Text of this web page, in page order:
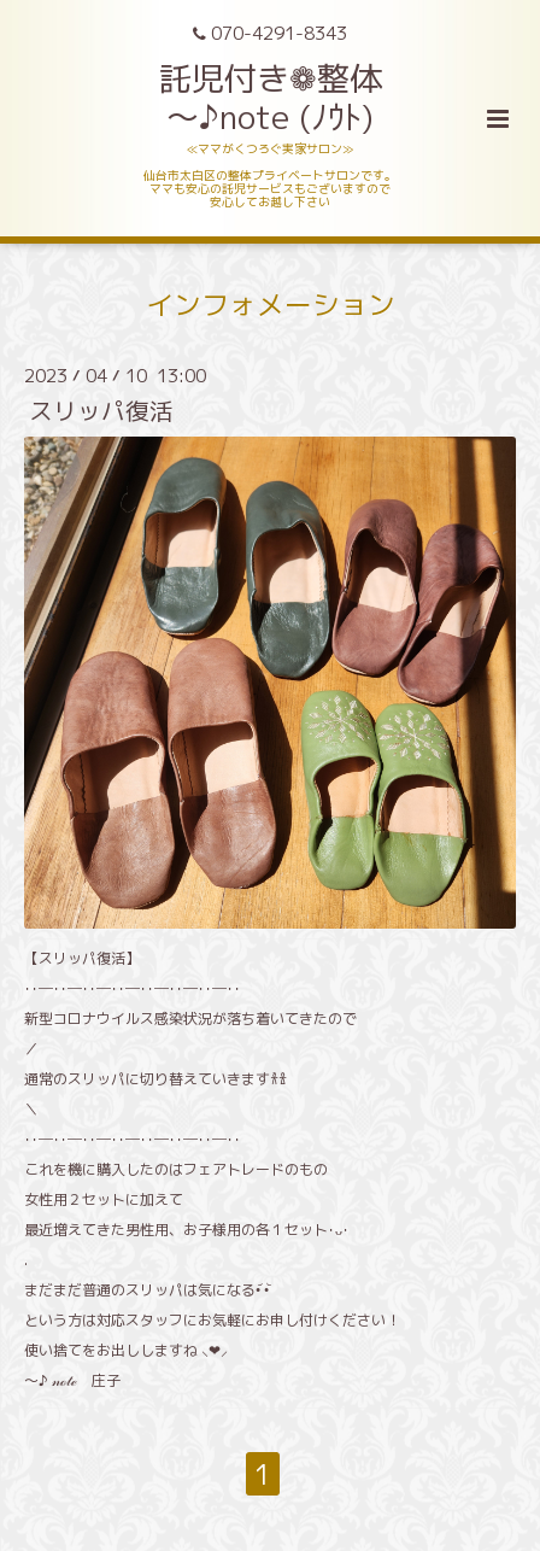
070-4291-8343
託児付き❁整体
～♪note (ﾉｳﾄ)
≪ママがくつろぐ実家サロン≫
仙台市太白区の整体プライベートサロンです。
ママも安心の託児サービスもございますので
安心してお越し下さい
インフォメーション
2023 / 04 / 10 13:00
スリッパ復活
【スリッパ復活】
･･─･･─･･─･･─･･─･･─･･─･･
新型コロナウイルス感染状況が落ち着いてきたので
／
通常のスリッパに切り替えていきます𐀪𐁑
＼
･･─･･─･･─･･─･･─･･─･･─･･
これを機に購入したのはフェアトレードのもの
女性用２セットに加えて
最近増えてきた男性用、お子様用の各１セット･ᴗ･
.
まだまだ普通のスリッパは気になる•᷄ •᷅
という方は対応スタッフにお気軽にお申し付けください！
使い捨てをお出ししますね ⸜❤︎⸝
～♪ 𝓃ℴ𝓉ℯ 庄子
1